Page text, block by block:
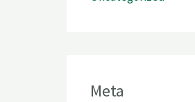
Meta